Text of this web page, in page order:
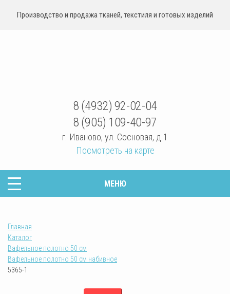
Производство и продажа тканей, текстиля и готовых изделий
8 (4932) 92-02-04
8 (905) 109-40-97
г. Иваново, ул. Сосновая, д.1
Посмотреть на карте
МЕНЮ
Главная
Каталог
Вафельное полотно 50 см
Вафельное полотно 50 см набивное
5365-1